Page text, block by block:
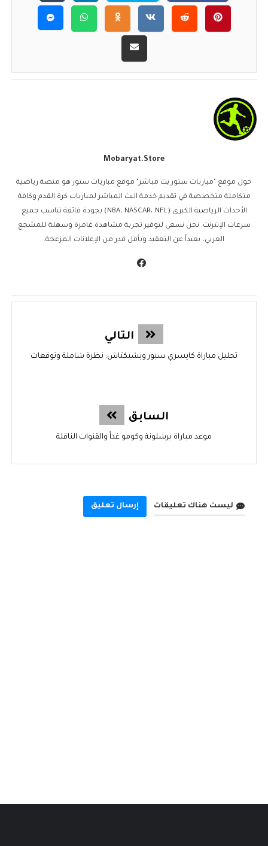
Mobaryat.store
حول موقع "مباريات ستور بث مباشر" موقع مباريات ستور هو منصة رياضية
متكاملة متخصصة في تقديم خدمة البث المباشر لمباريات كرة القدم وكافة
الأحداث الرياضية الكبرى (NBA، NASCAR، NFL) بجودة فائقة تناسب جميع
سرعات الإنترنت. نحن نسعى لتوفير تجربة مشاهدة غامرة وسهلة للمشجع
العربي، بعيداً عن التعقيد وبأقل قدر من الإعلانات المزعجة.
التالي
تحليل مباراة كايسري سبور وبشيكتاش: نظرة شاملة وتوقعات
السابق
موعد مباراة برشلونة وكومو غداً والقنوات الناقلة
ليست هناك تعليقات إرسال تعليق